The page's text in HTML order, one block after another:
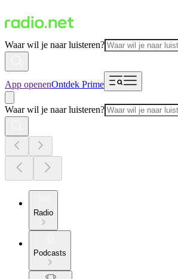
Waar wil je naar luisteren?
App openenOntdek Prime
Waar wil je naar luisteren?
Radio
Podcasts